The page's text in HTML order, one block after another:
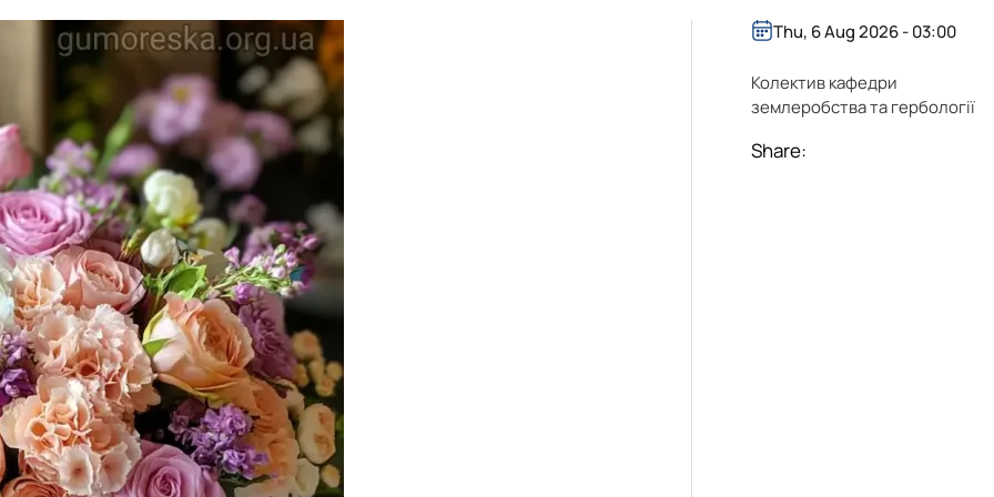
План-графік роботи
Звіт про діяльність гуртка
Постерна конференція магістрів-гуртківців
Тези конференцій
Список гуртківців
Thu, 6 Aug 2026 - 03:00
Колектив кафедри
землеробства та гербології
Share: